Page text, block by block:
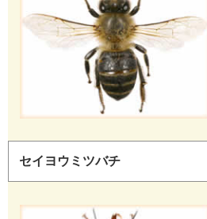
セイヨウミツバチ